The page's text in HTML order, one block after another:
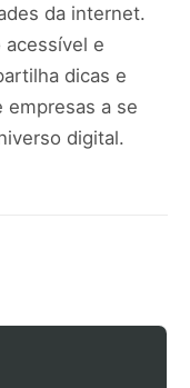
da internet.
acessível e
dicas e
empresas a se
digital.